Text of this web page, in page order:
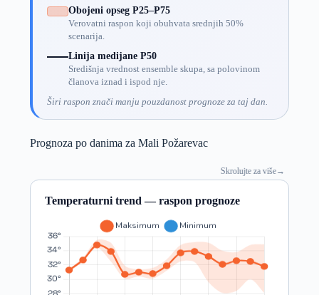
Obojeni opseg P25–P75
Verovatni raspon koji obuhvata srednjih 50%
scenarija.
Linija medijane P50
Središnja vrednost ensemble skupa, sa polovinom
članova iznad i ispod nje.
Širi raspon znači manju pouzdanost prognoze za taj dan.
Prognoza po danima za Mali Požarevac
Skrolujte za više→
Temperaturni trend — raspon prognoze